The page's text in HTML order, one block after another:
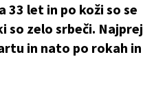
let in po koži so se
so zelo srbeči. Najprej
in nato po rokah in